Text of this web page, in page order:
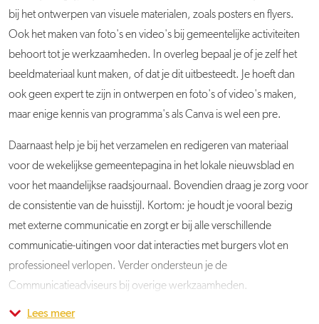
bij het ontwerpen van visuele materialen, zoals posters en flyers.
Ook het maken van foto's en video's bij gemeentelijke activiteiten
behoort tot je werkzaamheden. In overleg bepaal je of je zelf het
beeldmateriaal kunt maken, of dat je dit uitbesteedt. Je hoeft dan
ook geen expert te zijn in ontwerpen en foto's of video's maken,
maar enige kennis van programma's als Canva is wel een pre.
Daarnaast help je bij het verzamelen en redigeren van materiaal
voor de wekelijkse gemeentepagina in het lokale nieuwsblad en
voor het maandelijkse raadsjournaal. Bovendien draag je zorg voor
de consistentie van de huisstijl. Kortom: je houdt je vooral bezig
met externe communicatie en zorgt er bij alle verschillende
communicatie-uitingen voor dat interacties met burgers vlot en
professioneel verlopen. Verder ondersteun je de
Communicatieadviseurs bij overige werkzaamheden.
Je komt terecht in team Communicatie, dat bestaat uit twee
Lees meer